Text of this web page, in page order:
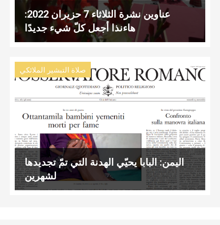
عناوين نشرة الثلاثاء 7 حزيران 2022:
هاءنذا أجعل كلّ شيء جديدًا
صلاة التبشير الملائكي
اليمن: البابا يحيّي الهدنة التي تمّ تجديدها
لشهرين